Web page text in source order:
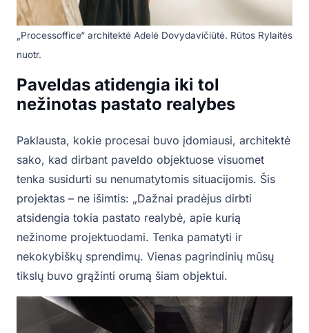
„Processoffice“ architektė Adelė Dovydavičiūtė. Rūtos Rylaitės
nuotr.
Paveldas atidengia iki tol
nežinotas pastato realybes
Paklausta, kokie procesai buvo įdomiausi, architektė
sako, kad dirbant paveldo objektuose visuomet
tenka susidurti su nenumatytomis situacijomis. Šis
projektas – ne išimtis: „Dažnai pradėjus dirbti
atsidengia tokia pastato realybė, apie kurią
nežinome projektuodami. Tenka pamatyti ir
nekokybiškų sprendimų. Vienas pagrindinių mūsų
tikslų buvo grąžinti orumą šiam objektui.